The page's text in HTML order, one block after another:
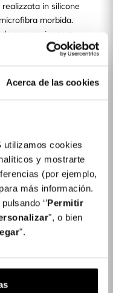
Acerca de las cookies
utilizamos cookies
y mostrarte
(por ejemplo,
para más información.
‘’Permitir
", o bien
".
in silicone
morbida.
non aggiungere
di telefoni cellulari